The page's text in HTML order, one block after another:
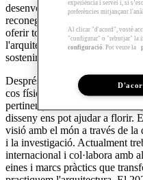
desenvolupar-nos plenament,
reconeguts i inspirats a créixer,
oferir tot això i més. De fet,
l'arquitectura ha estat utilitzada
sostenir sistemes opressius que
Després d'una dècada
cos físic, els sistemes
pertinença, Marta ha
disseny ens pot ajudar a florir.
visió amb el món a través de
i la investigació. Actualment
internacional i col·labora amb
eines i marcs pràctics que
experiència i servei i, si
preferències mitjançant
Al clicar "d'acord", vostè
"configurar" o "rebutjar" la
configuració . Pot veure la